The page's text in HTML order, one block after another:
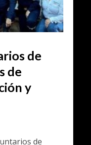
de
de
y
de